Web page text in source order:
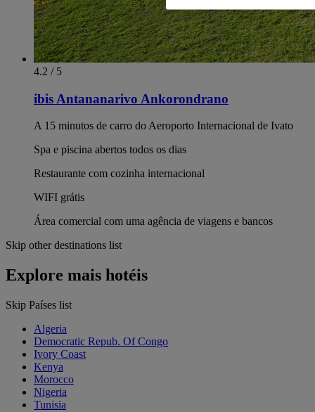
4.2 / 5
ibis Antananarivo Ankorondrano
A 15 minutos de carro do Aeroporto Internacional de Ivato
Spa e piscina abertos todos os dias
Restaurante com cozinha internacional
WIFI grátis
Área comercial com uma agência de viagens e bancos
Skip other destinations list
Explore mais hotéis
Skip Países list
Algeria
Democratic Repub. Of Congo
Ivory Coast
Kenya
Morocco
Nigeria
Tunisia